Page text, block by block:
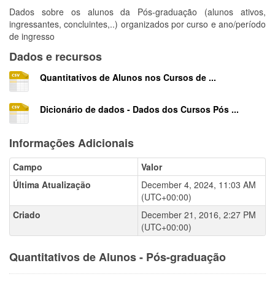
Dados sobre os alunos da Pós-graduação (alunos ativos,
ingressantes, concluintes,..) organizados por curso e ano/período
de ingresso
Dados e recursos
Quantitativos de Alunos nos Cursos de ...
Dicionário de dados - Dados dos Cursos Pós ...
Informações Adicionais
Campo
Valor
Última Atualização
December 4, 2024, 11:03 AM
(UTC+00:00)
Criado
December 21, 2016, 2:27 PM
(UTC+00:00)
Quantitativos de Alunos - Pós-graduação